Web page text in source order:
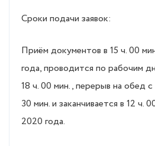
Сроки подачи заявок:
Приём документов в 15 ч. 00
года, проводится по рабочим
18 ч. 00 мин., перерыв на обед с
30 мин. и заканчивается в 12 ч.
2020 года.